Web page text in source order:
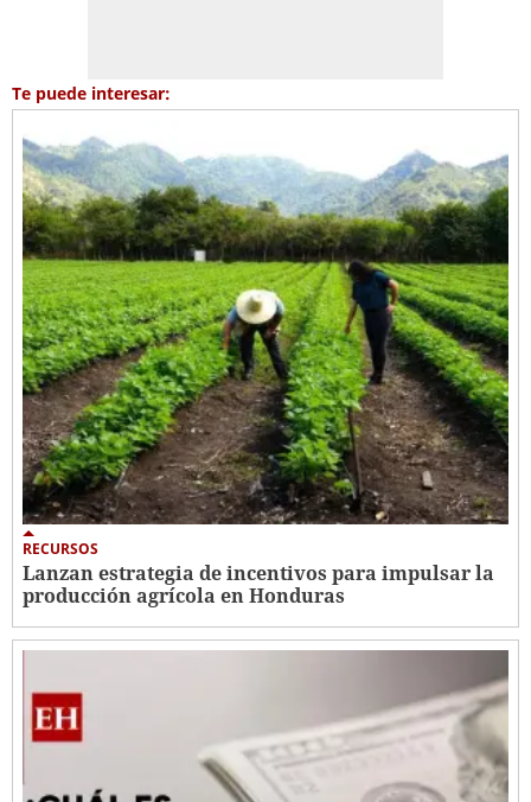
Te puede interesar:
RECURSOS
Lanzan estrategia de incentivos para impulsar la
producción agrícola en Honduras